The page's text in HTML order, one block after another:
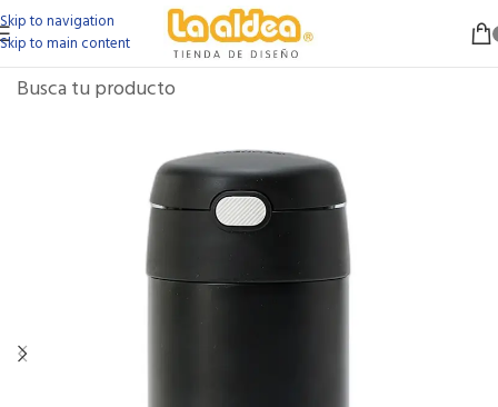
Skip to navigation
Skip to main content